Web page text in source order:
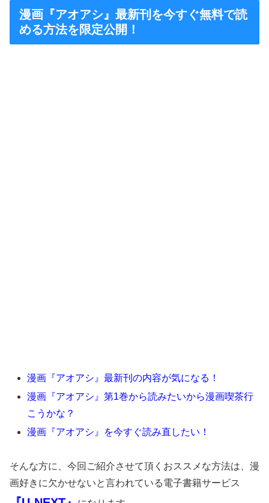
漫画『アオアシ』最新刊を今すぐ無料で読
める方法を限定公開！
漫画『アオアシ』最新刊の内容が気になる！
漫画『アオアシ』第1巻から読みたいから漫画喫茶行
こうかな？
漫画『アオアシ』を今すぐ読み直したい！
そんな方に、今回ご紹介させて頂くおススメな方法は、漫
画好きに欠かせないと言われている電子書籍サービス